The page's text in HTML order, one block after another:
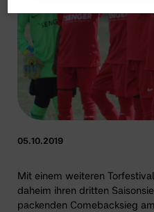
05.10.2019
Mit einem weiteren
daheim ihren dritten
packenden Comebacksieg
Kontakt Service
Schulengel